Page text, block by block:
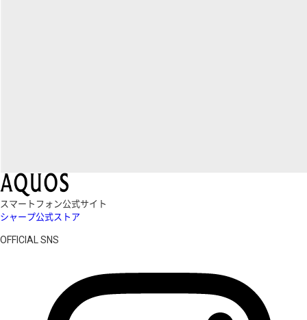
スマートフォン公式サイト
シャープ公式ストア
OFFICIAL SNS